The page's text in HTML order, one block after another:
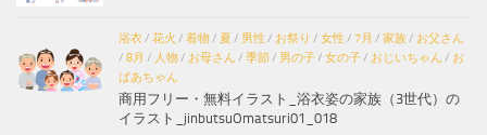
浴衣/ 花火 / 着物/ 夏 / 男性 / お祭り / 女性 / 7月 / 家族/ お父さん
/ 8月 / 人物/ お母さん / 季節/ 男の子/ 女の子/ おじいちゃん / お
ばあちゃん
商用フリー・無料イラスト_浴衣姿の家族（3世代）の
イラスト_jinbutsuOmatsuri01_018